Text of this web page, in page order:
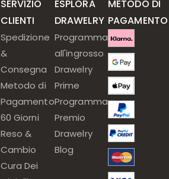
SERVIZIO
CLIENTI
Spedizione
&
Consegna
Metodo di
Pagamento
60 Giorni
Reso &
Cambio
Cura Dei
ESPLORA
DRAWELRY
Programma
all'ingrosso
Drawelry
Prime
Programma
Premio
Drawelry
Blog
METODO DI
PAGAMENTO